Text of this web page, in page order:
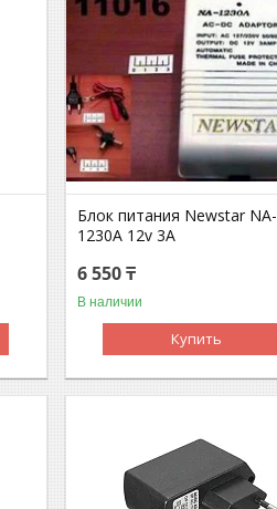
Блок питания Newstar NA-
1230A 12v 3A
6 550 ₸
В наличии
Купить